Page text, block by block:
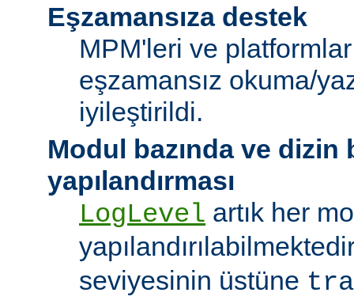
Eşzamansıza destek
MPM'leri ve
eşzamansız okuma/
iyileştirildi.
Modul bazında ve dizin
yapılandırması
LogLevel artık her
seviyesinin üstüne